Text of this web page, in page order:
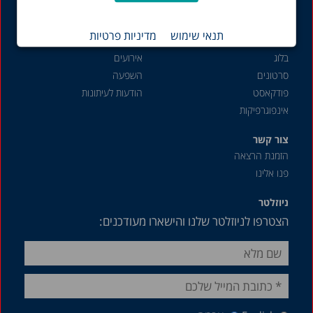
תנאי שימוש מדיניות פרטיות
בלוג
סרטונים
פודקאסט
אינפוגרפיקות
פעילות והשפעה
אירועים
השפעה
הודעות לעיתונות
צור קשר
הזמנת הרצאה
פנו אלינו
ניוזלטר
הצטרפו לניוזלטר שלנו והישארו מעודכנים: